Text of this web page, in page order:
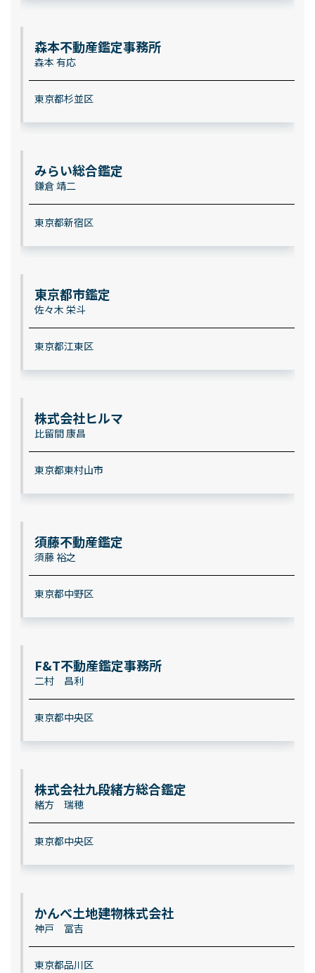
森本不動産鑑定事務所
森本 有応
東京都杉並区
みらい総合鑑定
鎌倉 靖二
東京都新宿区
東京都市鑑定
佐々木 栄斗
東京都江東区
株式会社ヒルマ
比留間 康昌
東京都東村山市
須藤不動産鑑定
須藤 裕之
東京都中野区
F&T不動産鑑定事務所
二村 昌利
東京都中央区
株式会社九段緒方総合鑑定
緒方 瑞穂
東京都中央区
かんべ土地建物株式会社
神戸 冨吉
東京都品川区